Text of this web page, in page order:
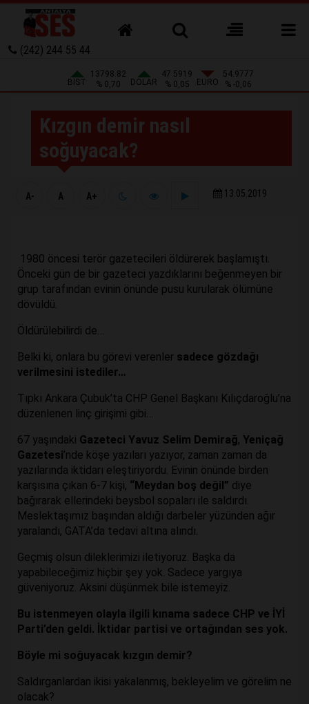
(242) 244 55 44
BIST
13798.82
% 0,70
DOLAR
47.5919
% 0,05
EURO
54.9777
% -0,06
Kızgın demir nasıl
soğuyacak?
A- A A+ 13.05.2019
1980 öncesi terör gazetecileri öldürerek başlamıştı.
Önceki gün de bir gazeteci yazdıklarını beğenmeyen bir
grup tarafından evinin önünde pusu kurularak ölümüne
dövüldü.
Öldürülebilirdi de…
Belki ki, onlara bu görevi verenler sadece gözdağı
verilmesini istediler…
Tıpkı Ankara Çubuk’ta CHP Genel Başkanı Kılıçdaroğlu’na
düzenlenen linç girişimi gibi…
67 yaşındaki Gazeteci Yavuz Selim Demirağ, Yeniçağ
Gazetesi’nde köşe yazıları yazıyor, zaman zaman da
yazılarında iktidarı eleştiriyordu. Evinin önünde birden
karşısına çıkan 6-7 kişi, “Meydan boş değil” diye
bağırarak ellerindeki beysbol sopaları ile saldırdı.
Meslektaşımız başından aldığı darbeler yüzünden ağır
yaralandı, GATA’da tedavi altına alındı.
Geçmiş olsun dileklerimizi iletiyoruz. Başka da
yapabileceğimiz hiçbir şey yok. Sadece yargıya
güveniyoruz. Aksini düşünmek bile istemeyiz.
Bu istenmeyen olayla ilgili kınama sadece CHP ve İYİ
Parti’den geldi. İktidar partisi ve ortağından ses yok.
Böyle mi soğuyacak kızgın demir?
Saldırganlardan ikisi yakalanmış, bekleyelim ve görelim ne
olacak?